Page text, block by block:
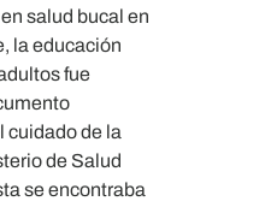
salud bucal en
la educación
fue
cuidado de la
de Salud
se encontraba